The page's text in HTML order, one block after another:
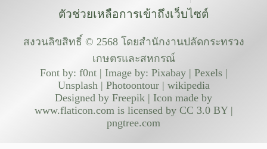
ตัวช่วยเหลือการเข้าถึงเว็บไซต์
สงวนลิขสิทธิ์ © 2568 โดยสำนักงานปลัดกระทรวง
เกษตรและสหกรณ์
Font by: f0nt | Image by: Pixabay | Pexels |
Unsplash | Photoontour | wikipedia
Designed by Freepik | Icon made by
www.flaticon.com is licensed by CC 3.0 BY |
pngtree.com